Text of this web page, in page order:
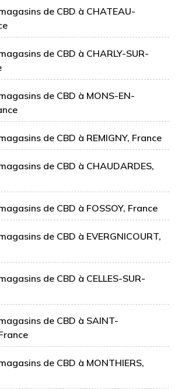
de CBD à CHATEAU-
de CBD à CHARLY-SUR-
de CBD à MONS-EN-
de CBD à REMIGNY, France
de CBD à CHAUDARDES,
de CBD à FOSSOY, France
de CBD à EVERGNICOURT,
de CBD à CELLES-SUR-
de CBD à SAINT-
de CBD à MONTHIERS,